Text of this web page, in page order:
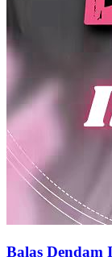
Balas Dendam